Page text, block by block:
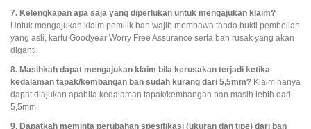
7. Kelengkapan apa saja yang diperlukan untuk mengajukan klaim?
Untuk mengajukan klaim pemilik ban wajib membawa tanda bukti pembelian
yang asli, kartu Goodyear Worry Free Assurance serta ban rusak yang akan
diganti.
8. Masihkah dapat mengajukan klaim bila kerusakan terjadi ketika
kedalaman tapak/kembangan ban sudah kurang dari 5,5mm? Klaim hanya
dapat diajukan apabila kedalaman tapak/kembangan ban masih lebih dari
5,5mm.
9. Dapatkah meminta perubahan spesifikasi (ukuran dan tipe) dari ban